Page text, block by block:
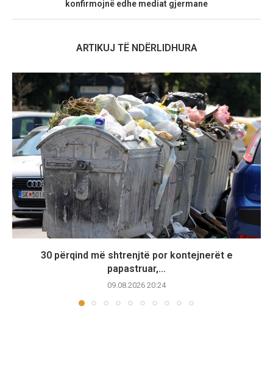
konfirmojnë edhe mediat gjermane
ARTIKUJ TË NDËRLIDHURA
30 përqind më shtrenjtë por kontejnerët e
papastruar,...
09.08.2026 20:24